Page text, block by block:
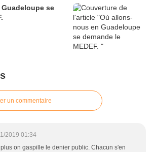
se
un commentaire
2019 01:34
on gaspille le denier public. Chacun s'en